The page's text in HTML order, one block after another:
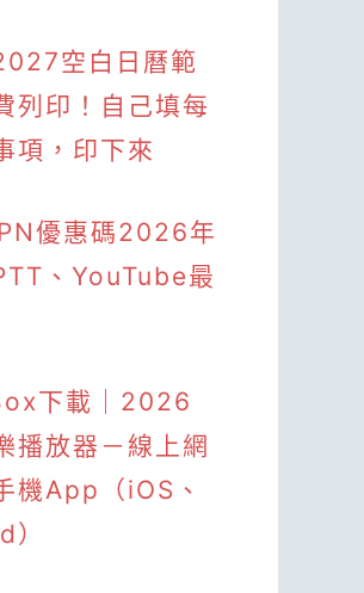
空白日曆範
列印！自己填每
項，印下來
優惠碼2026年
、YouTube最
下載｜2026
播放器－線上網
機App（iOS、